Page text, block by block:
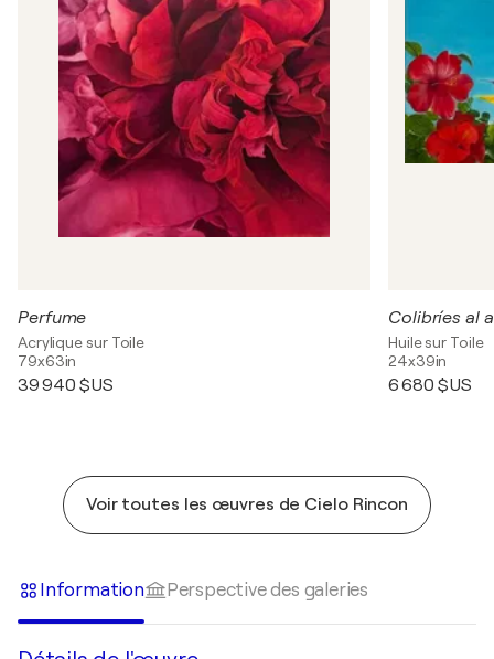
Perfume
Acrylique sur Toile
79x63in
39 940 $US
Colibríes al
Huile sur Toile
24x39in
6 680 $US
Voir toutes les œuvres de Cielo Rincon
Information Perspective des galeries